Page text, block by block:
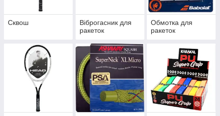
Сквош
Віброгасник для
ракеток
Обмотка для
ракеток